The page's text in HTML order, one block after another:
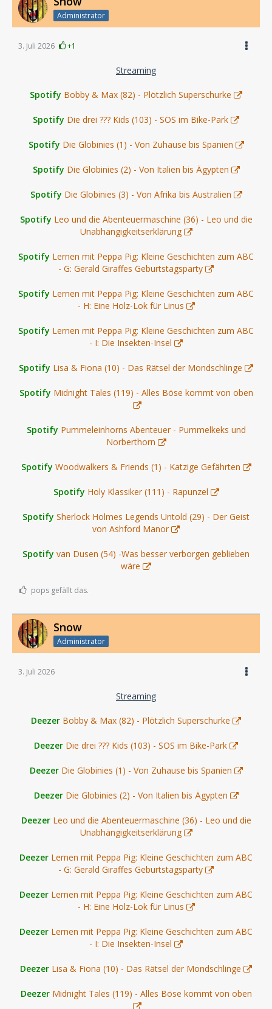
Administrator
3. Juli 2026 +1
Streaming
Spotify Bobby & Max (82) - Plötzlich Superschurke
Spotify Die drei ??? Kids (103) - SOS im Bike-Park
Spotify Die Globinies (1) - Von Zuhause bis Spanien
Spotify Die Globinies (2) - Von Italien bis Ägypten
Spotify Die Globinies (3) - Von Afrika bis Australien
Spotify Leo und die Abenteuermaschine (36) - Leo und die
Unabhängigkeitserklärung
Spotify Lernen mit Peppa Pig: Kleine Geschichten zum ABC
- G: Gerald Giraffes Geburtstagsparty
Spotify Lernen mit Peppa Pig: Kleine Geschichten zum ABC
- H: Eine Holz-Lok für Linus
Spotify Lernen mit Peppa Pig: Kleine Geschichten zum ABC
- I: Die Insekten-Insel
Spotify Lisa & Fiona (10) - Das Rätsel der Mondschlinge
Spotify Midnight Tales (119) - Alles Böse kommt von oben
Spotify Pummeleinhorns Abenteuer - Pummelkeks und
Norberthorn
Spotify Woodwalkers & Friends (1) - Katzige Gefährten
Spotify Holy Klassiker (111) - Rapunzel
Spotify Sherlock Holmes Legends Untold (29) - Der Geist
von Ashford Manor
Spotify van Dusen (54) -Was besser verborgen geblieben
wäre
pops gefällt das.
Snow
Administrator
3. Juli 2026
Streaming
Deezer Bobby & Max (82) - Plötzlich Superschurke
Deezer Die drei ??? Kids (103) - SOS im Bike-Park
Deezer Die Globinies (1) - Von Zuhause bis Spanien
Deezer Die Globinies (2) - Von Italien bis Ägypten
Deezer Leo und die Abenteuermaschine (36) - Leo und die
Unabhängigkeitserklärung
Deezer Lernen mit Peppa Pig: Kleine Geschichten zum ABC
- G: Gerald Giraffes Geburtstagsparty
Deezer Lernen mit Peppa Pig: Kleine Geschichten zum ABC
- H: Eine Holz-Lok für Linus
Deezer Lernen mit Peppa Pig: Kleine Geschichten zum ABC
- I: Die Insekten-Insel
Deezer Lisa & Fiona (10) - Das Rätsel der Mondschlinge
Deezer Midnight Tales (119) - Alles Böse kommt von oben